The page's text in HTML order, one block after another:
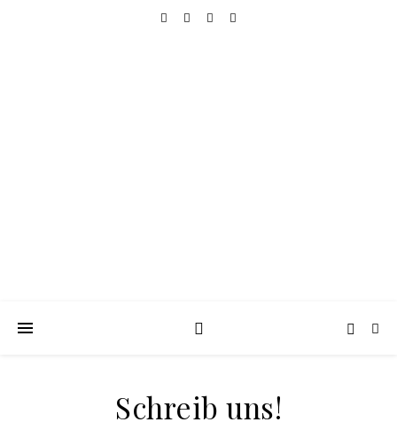
Schreib uns!